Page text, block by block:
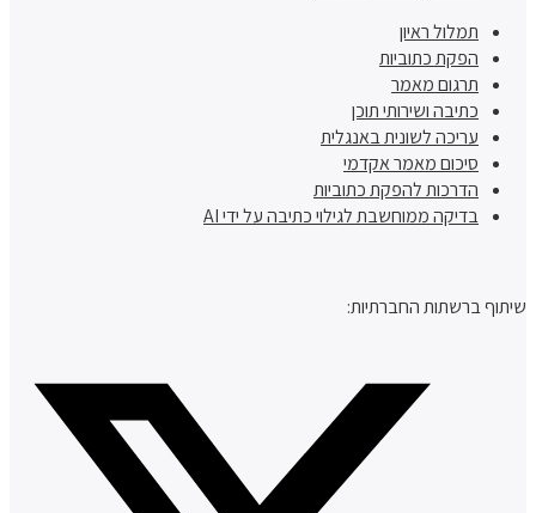
תמלול ראיון
הפקת כתוביות
תרגום מאמר
כתיבה ושירותי תוכן
עריכה לשונית באנגלית
סיכום מאמר אקדמי
הדרכות להפקת כתוביות
בדיקה ממוחשבת לגילוי כתיבה על ידי AI
שיתוף ברשתות החברתיות: